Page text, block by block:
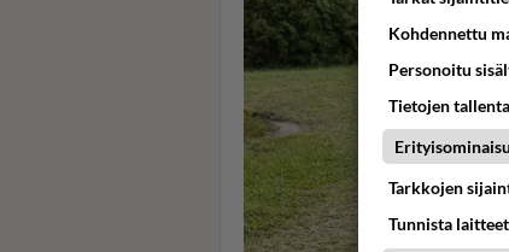
Kohdennettu
Personoitu
Tietojen
Tarkkojen
Tunnista